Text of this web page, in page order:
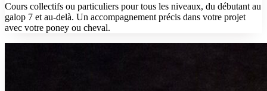
Cours collectifs ou particuliers pour tous les niveaux, du débutant au
galop 7 et au-delà. Un accompagnement précis dans votre projet
avec votre poney ou cheval.